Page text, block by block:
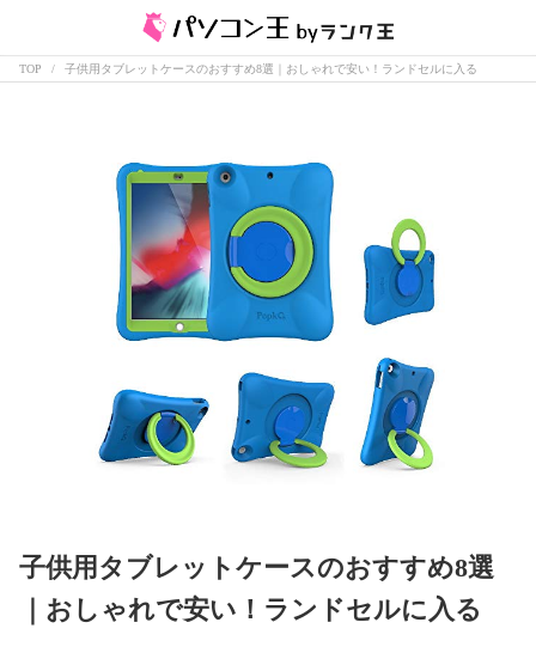
TOP 子供用タブレットケースのおすすめ8選｜おしゃれで安い！ランドセルに入る
子供用タブレットケースのおすすめ8選
｜おしゃれで安い！ランドセルに入る